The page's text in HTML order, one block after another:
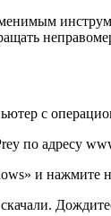
с
по адресу
и нажмите